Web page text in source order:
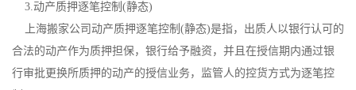
3.动产质押逐笔控制(静态)
上海搬家公司动产质押逐笔控制(静态)是指，出质人以银行认可的
合法的动产作为质押担保，银行给予融资，并且在授信期内通过银
行审批更换所质押的动产的授信业务，监管人的控货方式为逐笔控